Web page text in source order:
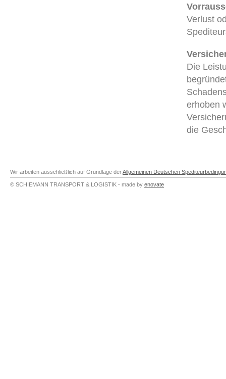
Verlust
Die
erhoben
die
Wir arbeiten ausschließlich auf Grundlage derAllgemeinen Deutschen
© SCHIEMANN TRANSPORT & LOGISTIK - made by enovate